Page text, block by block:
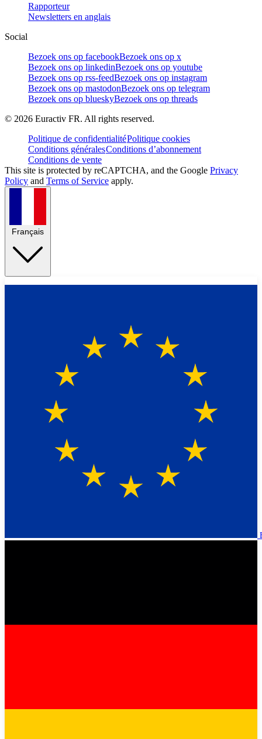
Rapporteur
Newsletters en anglais
Social
Bezoek ons op facebookBezoek ons op x
Bezoek ons op linkedinBezoek ons op youtube
Bezoek ons op rss-feedBezoek ons op instagram
Bezoek ons op mastodonBezoek ons op telegram
Bezoek ons op blueskyBezoek ons op threads
© 2026 Euractiv FR. All rights reserved.
Politique de confidentialitéPolitique cookies
Conditions généralesConditions d’abonnement
Conditions de vente
This site is protected by reCAPTCHA, and the Google Privacy
Policy and Terms of Service apply.
Français